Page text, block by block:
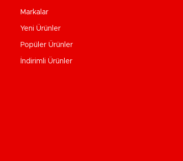
Markalar
Yeni Ürünler
Popüler Ürünler
İndirimli Ürünler